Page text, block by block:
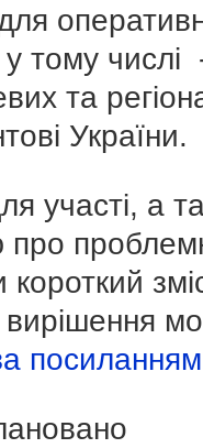
у тому числі
та
України.
участі, а
про
вирішення
посиланням